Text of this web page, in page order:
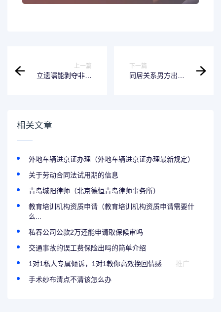
上一篇
立遗嘱能剥夺非婚
下一篇
同居关系男方出轨
相关文章
外地车辆进京证办理（外地车辆进京证办理最新规定）
关于劳动合同法试用期的信息
青岛城阳律师（北京德恒青岛律师事务所）
教育培训机构资质申请（教育培训机构资质申请需要什
么...
私吞公司公款2万还能申请取保候审吗
交通事故的误工费保险出吗的简单介绍
1对1私人专属倾诉，1对1教你高效挽回情感
推广
手术纱布清点不清该怎么办